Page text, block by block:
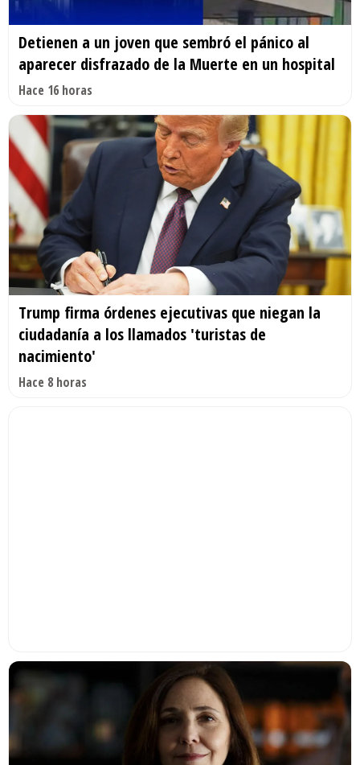
Detienen a un joven que sembró el pánico al
aparecer disfrazado de la Muerte en un hospital
Hace 16 horas
Trump firma órdenes ejecutivas que niegan la
ciudadanía a los llamados 'turistas de
nacimiento'
Hace 8 horas